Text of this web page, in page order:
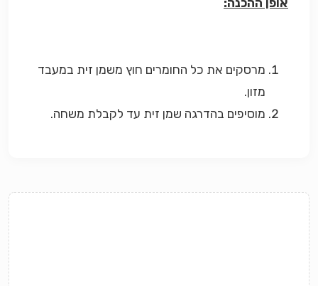
אופן ההכנה:
מרסקים את כל החומרים חוץ משמן זית במעבד
מזון.
מוסיפים בהדרגה שמן זית עד לקבלת משחה.